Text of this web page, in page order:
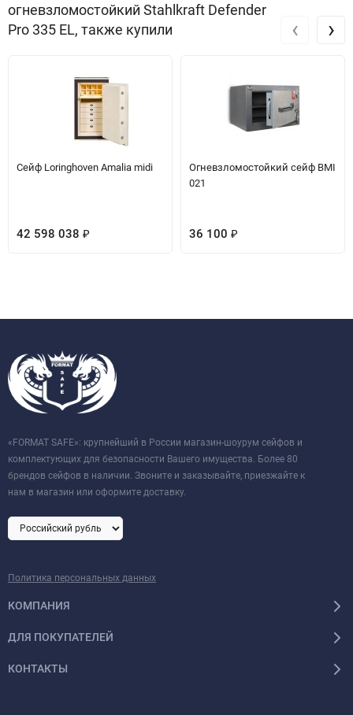
огневзломостойкий Stahlkraft Defender
Pro 335 EL, также купили
Сейф Loringhoven Amalia midi
42 598 038 ₽
Огневзломостойкий сейф BMI
021
36 100 ₽
‹ ›
«FORMAT SAFE»: крупнейший в России магазин-шоурум сейфов и
комплектующих для безопасности Вашего имущества. Более 80
брендов сейфов в наличии. Звоните и заказывайте, приезжайте к
нам в магазин или оформите доставку.
Политика персональных данных
КОМПАНИЯ
ДЛЯ ПОКУПАТЕЛЕЙ
КОНТАКТЫ